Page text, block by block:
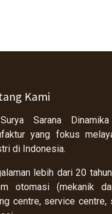
Kami
Sarana
yang fokus
di Indonesia.
lebih dari 20
otomasi (mekanik
centre, service